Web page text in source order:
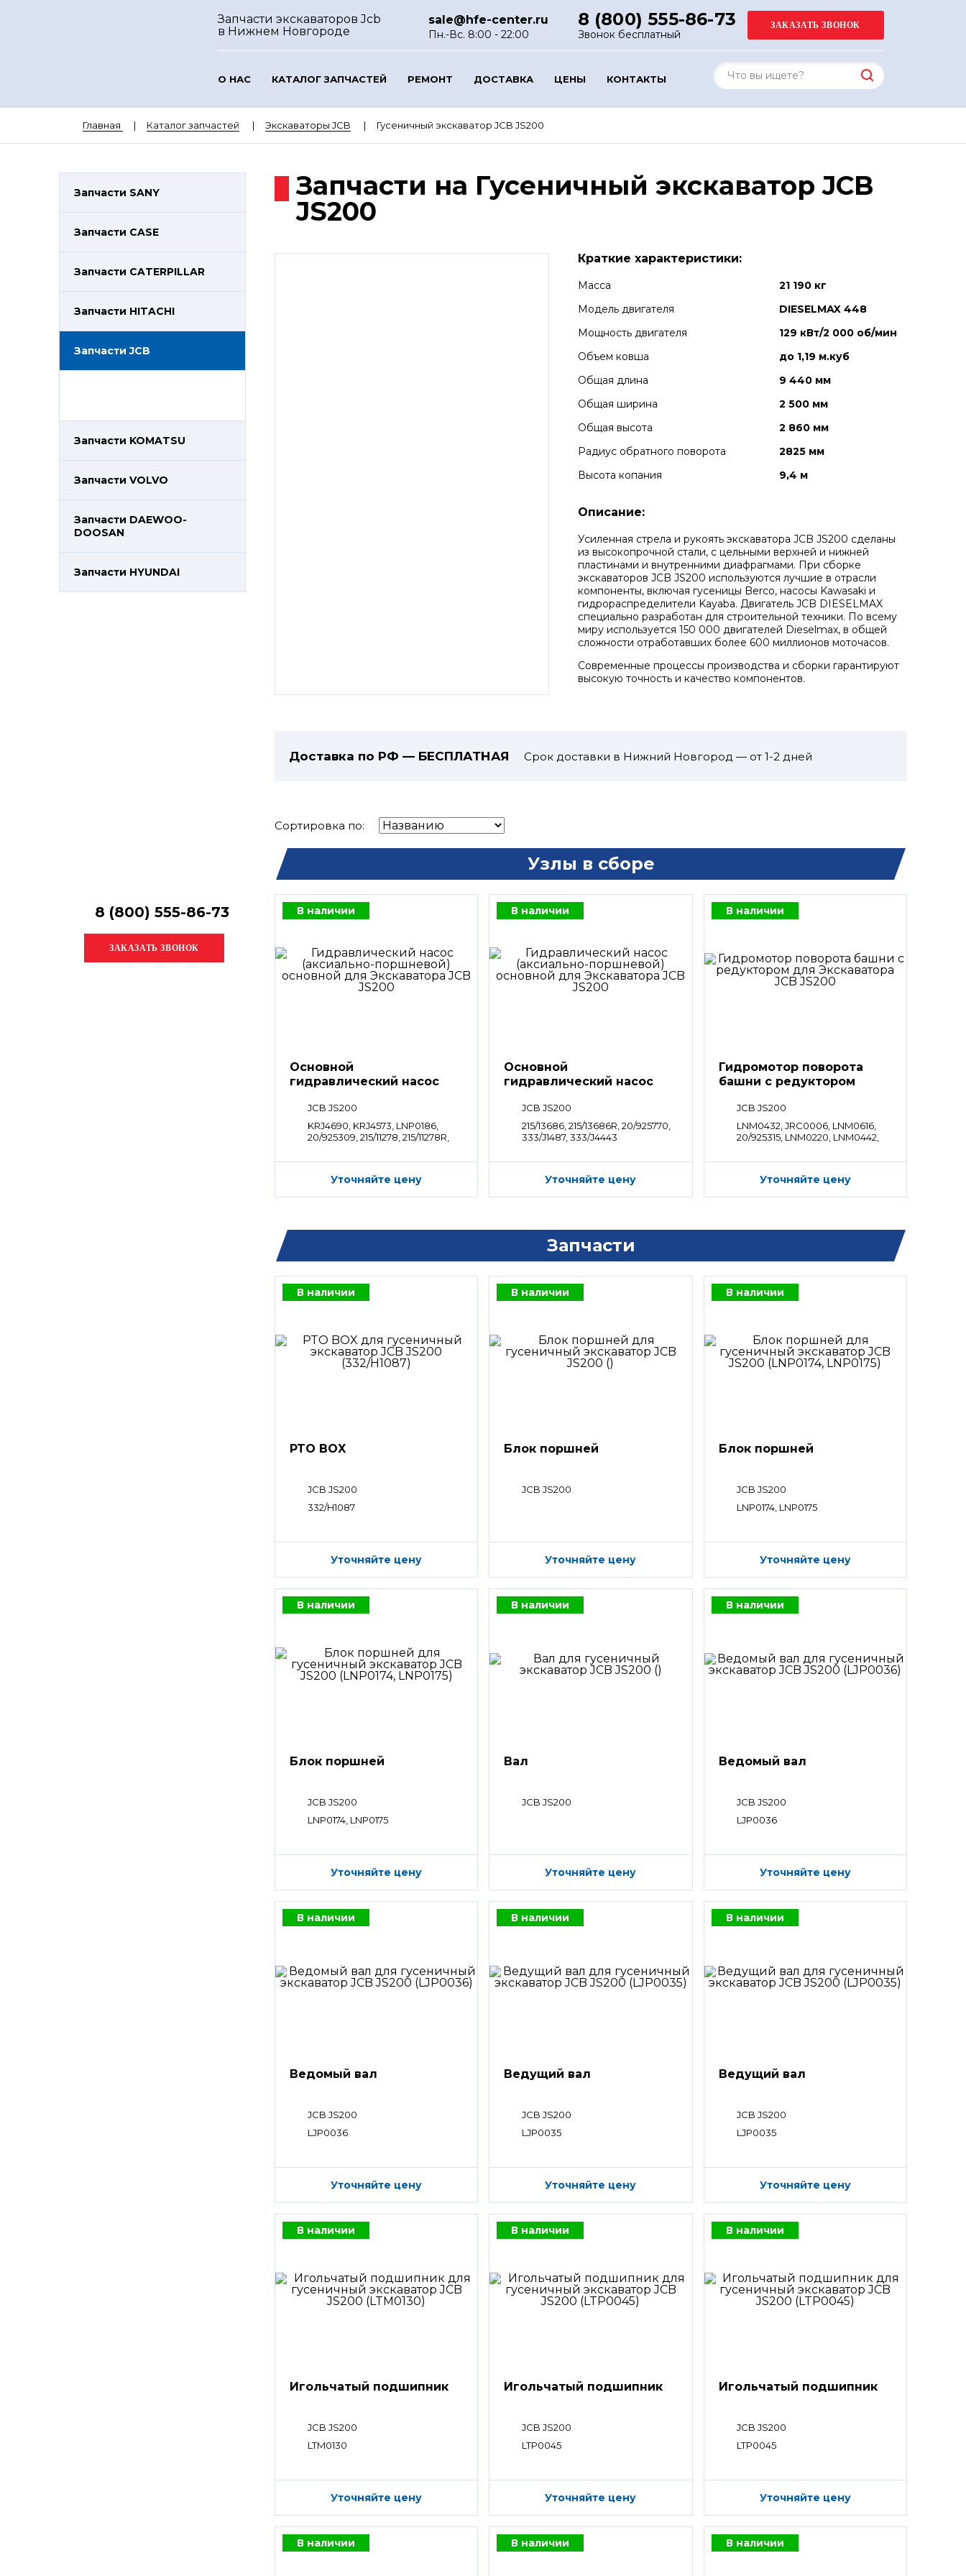
Запчасти экскаваторов Jcb
в Нижнем Новгороде
sale@hfe-center.ru
Пн.-Вс. 8:00 - 22:00
8 (800) 555-86-73
Звонок бесплатный
О НАС КАТАЛОГ ЗАПЧАСТЕЙ РЕМОНТ ДОСТАВКА ЦЕНЫ КОНТАКТЫ
Главная Каталог запчастей Экскаваторы JCB Гусеничный экскаватор JCB JS200
Запчасти SANY
Запчасти CASE
Запчасти CATERPILLAR
Запчасти HITACHI
Запчасти JCB
Запчасти KOMATSU
Запчасти VOLVO
Запчасти DAEWOO-
DOOSAN
Запчасти HYUNDAI
8 (800) 555-86-73
Запчасти на Гусеничный экскаватор JCB
JS200
Краткие характеристики:
Масса
21 190 кг
Модель двигателя
DIESELMAX 448
Мощность двигателя
129 кВт/2 000 об/мин
Объем ковша
до 1,19 м.куб
Общая длина
9 440 мм
Общая ширина
2 500 мм
Общая высота
2 860 мм
Радиус обратного поворота
2825 мм
Высота копания
9,4 м
Описание:
Усиленная стрела и рукоять экскаватора JCB JS200 сделаны
из высокопрочной стали, с цельными верхней и нижней
пластинами и внутренними диафрагмами. При сборке
экскаваторов JCB JS200 используются лучшие в отрасли
компоненты, включая гусеницы Berco, насосы Kawasaki и
гидрораспределители Kayaba. Двигатель JCB DIESELMAX
специально разработан для строительной техники. По всему
миру используется 150 000 двигателей Dieselmax, в общей
сложности отработавших более 600 миллионов моточасов.
Современные процессы производства и сборки гарантируют
высокую точность и качество компонентов.
Доставка по РФ — БЕСПЛАТНАЯ Срок доставки в Нижний Новгород — от 1-2 дней
Сортировка по:
Узлы в сборе
В наличии
Основной
гидравлический насос
JCB JS200
KRJ4690, KRJ4573, LNP0186,
20/925309, 215/11278, 215/11278R,
Уточняйте цену
В наличии
Основной
гидравлический насос
JCB JS200
215/13686, 215/13686R, 20/925770,
333/J1487, 333/J4443
Уточняйте цену
В наличии
Гидромотор поворота
башни с редуктором
JCB JS200
LNM0432, JRC0006, LNM0616,
20/925315, LNM0220, LNM0442,
Уточняйте цену
Запчасти
В наличии
PTO BOX
JCB JS200
332/H1087
Уточняйте цену
В наличии
Блок поршней
JCB JS200
Уточняйте цену
В наличии
Блок поршней
JCB JS200
LNP0174, LNP0175
Уточняйте цену
В наличии
Блок поршней
JCB JS200
LNP0174, LNP0175
Уточняйте цену
В наличии
Вал
JCB JS200
Уточняйте цену
В наличии
Ведомый вал
JCB JS200
LJP0036
Уточняйте цену
В наличии
Ведомый вал
JCB JS200
LJP0036
Уточняйте цену
В наличии
Ведущий вал
JCB JS200
LJP0035
Уточняйте цену
В наличии
Ведущий вал
JCB JS200
LJP0035
Уточняйте цену
В наличии
Игольчатый подшипник
JCB JS200
LTM0130
Уточняйте цену
В наличии
Игольчатый подшипник
JCB JS200
LTP0045
Уточняйте цену
В наличии
Игольчатый подшипник
JCB JS200
LTP0045
Уточняйте цену
В наличии В наличии В наличии